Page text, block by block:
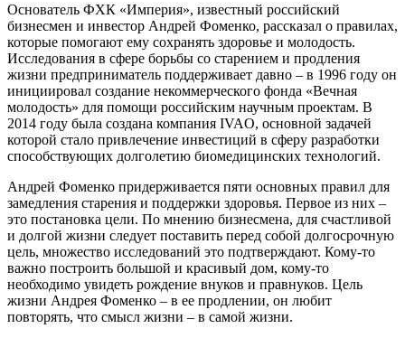
Основатель ФХК «Империя», известный российский
бизнесмен и инвестор Андрей Фоменко, рассказал о правилах,
которые помогают ему сохранять здоровье и молодость.
Исследования в сфере борьбы со старением и продления
жизни предприниматель поддерживает давно – в 1996 году он
инициировал создание некоммерческого фонда «Вечная
молодость» для помощи российским научным проектам. В
2014 году была создана компания IVAO, основной задачей
которой стало привлечение инвестиций в сферу разработки
способствующих долголетию биомедицинских технологий.
Андрей Фоменко придерживается пяти основных правил для
замедления старения и поддержки здоровья. Первое из них –
это постановка цели. По мнению бизнесмена, для счастливой
и долгой жизни следует поставить перед собой долгосрочную
цель, множество исследований это подтверждают. Кому-то
важно построить большой и красивый дом, кому-то
необходимо увидеть рождение внуков и правнуков. Цель
жизни Андрея Фоменко – в ее продлении, он любит
повторять, что смысл жизни – в самой жизни.